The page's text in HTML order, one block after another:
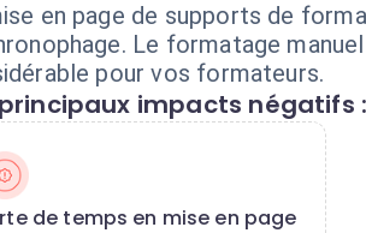
en page de supports de
Le formatage
pour vos formateurs.
impacts négatifs :
de temps en mise en page